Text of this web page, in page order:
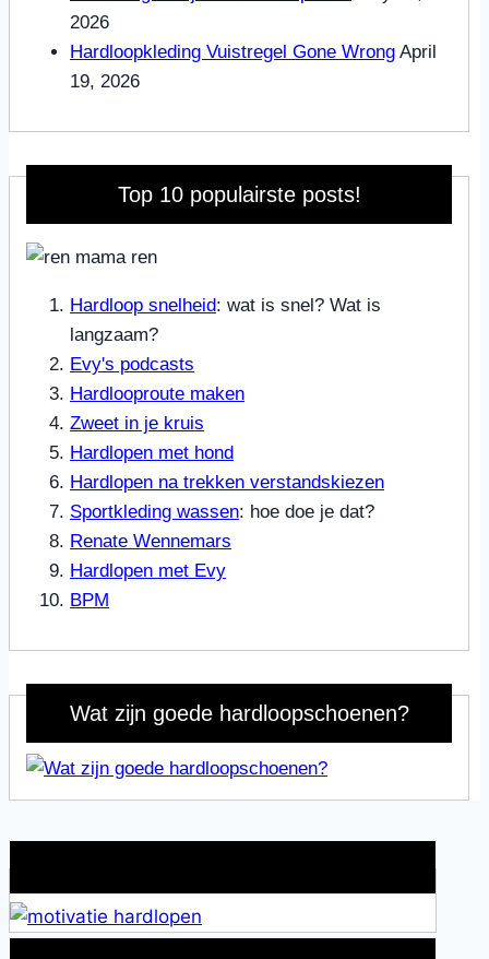
2026
Hardloopkleding Vuistregel Gone Wrong April
19, 2026
Top 10 populairste posts!
Hardloop snelheid: wat is snel? Wat is
langzaam?
Evy's podcasts
Hardlooproute maken
Zweet in je kruis
Hardlopen met hond
Hardlopen na trekken verstandskiezen
Sportkleding wassen: hoe doe je dat?
Renate Wennemars
Hardlopen met Evy
BPM
Wat zijn goede hardloopschoenen?